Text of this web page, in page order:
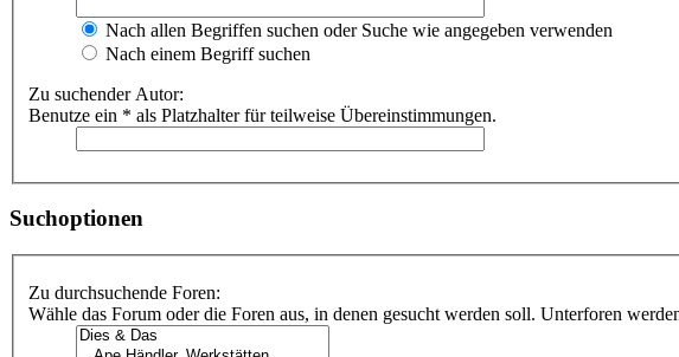
Nach allen Begriffen suchen oder Suche wie angegeben verwenden
Nach einem Begriff suchen
Zu suchender Autor:
Benutze ein * als Platzhalter für teilweise Übereinstimmungen.
Suchoptionen
Zu durchsuchende Foren:
Wähle das Forum oder die Foren aus, in denen gesucht werden soll. Unterforen